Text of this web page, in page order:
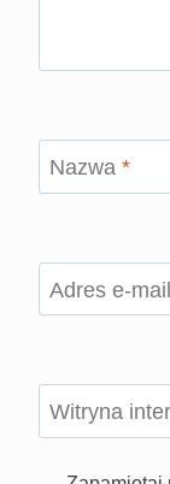
Nazwa *
Adres e-mail
Witryna